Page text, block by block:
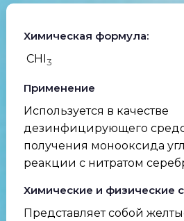
Химическая формула:
CHI3
Применение
Используется в качестве
дезинфицирующего
получения монооксида
реакции с нитратом
Химические и физические
Представляет собой